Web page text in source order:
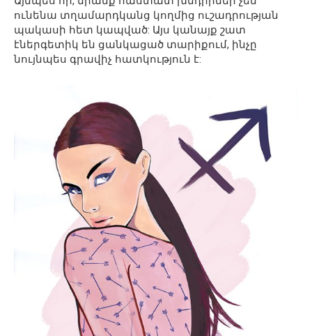
ունենա տղամարդկանց կողմից ուշադրության
պակասի հետ կապված: Այս կանայք շատ
էներգետիկ են ցանկացած տարիքում, ինչը
նույնպես գրավիչ հատկություն է: